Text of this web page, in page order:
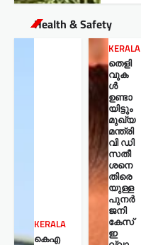
Health & Safety
KERALA
കെഎ
KERALA
തെളി
വുക
ൾ
ഉണ്ടാ
യിട്ടും
മുഖ്യ
മന്ത്രി
വി ഡി
സതീ
ശനെ
തിരെ
യുള്ള
പുനർ
ജനി
കേസ്
ഇ